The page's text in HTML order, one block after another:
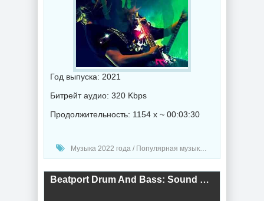
Год выпуска: 2021
Битрейт аудио: 320 Kbps
Продолжительность: 1154 x ~ 00:03:30
Музыка 2022 года / Популярная музыка / Рок - альтернативная музыка / Электронная музыка / Хаус музыка / Транс музыка / Дабстеп музыка / Клипы - Концерты / Метал музыка / Поп музыка
Beatport Drum And Bass: Sound Pack #376 (2021) торрент